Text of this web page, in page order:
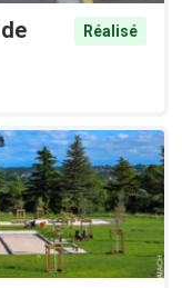
Réalisé